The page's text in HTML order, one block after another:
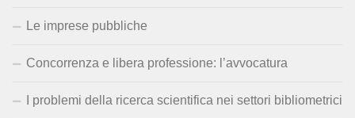
Le imprese pubbliche
Concorrenza e libera professione: l’avvocatura
I problemi della ricerca scientifica nei settori bibliometrici